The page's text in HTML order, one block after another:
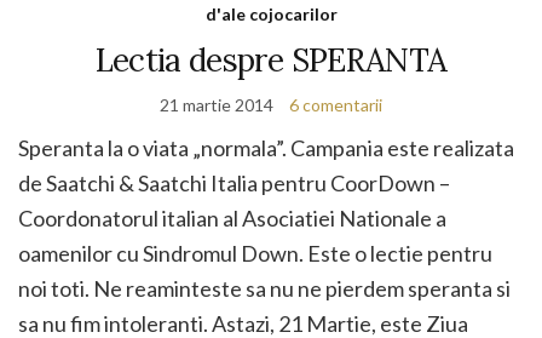
d'ale cojocarilor
Lectia despre SPERANTA
21 martie 2014 6 comentarii
Speranta la o viata „normala”. Campania este realizata
de Saatchi & Saatchi Italia pentru CoorDown –
Coordonatorul italian al Asociatiei Nationale a
oamenilor cu Sindromul Down. Este o lectie pentru
noi toti. Ne reaminteste sa nu ne pierdem speranta si
sa nu fim intoleranti. Astazi, 21 Martie, este Ziua